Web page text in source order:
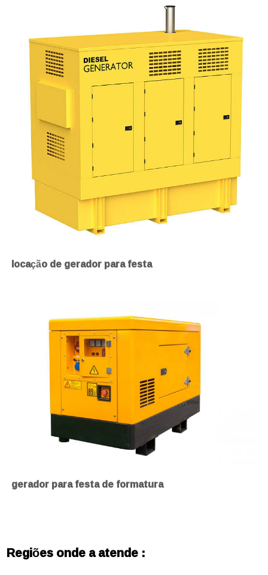
locação de gerador para festa
gerador para festa de formatura
Regiões onde a atende :